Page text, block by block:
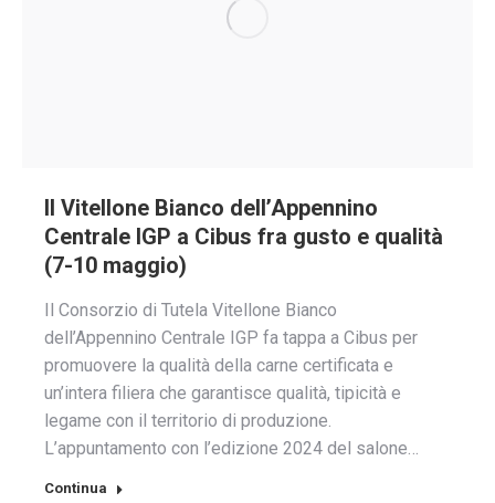
Il Vitellone Bianco dell’Appennino
Centrale IGP a Cibus fra gusto e qualità
(7-10 maggio)
Il Consorzio di Tutela Vitellone Bianco
dell’Appennino Centrale IGP fa tappa a Cibus per
promuovere la qualità della carne certificata e
un’intera filiera che garantisce qualità, tipicità e
legame con il territorio di produzione.
L’appuntamento con l’edizione 2024 del salone…
Continua